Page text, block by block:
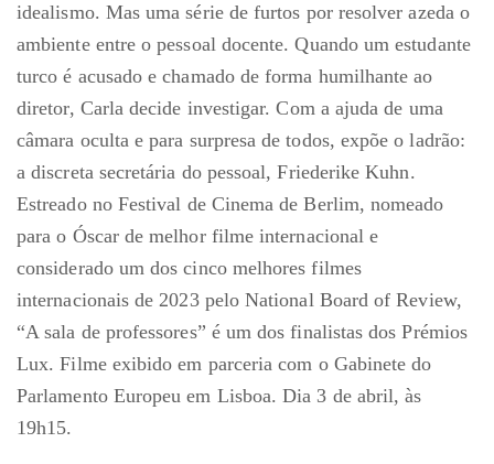
idealismo. Mas uma série de furtos por resolver azeda o
ambiente entre o pessoal docente. Quando um estudante
turco é acusado e chamado de forma humilhante ao
diretor, Carla decide investigar. Com a ajuda de uma
câmara oculta e para surpresa de todos, expõe o ladrão:
a discreta secretária do pessoal, Friederike Kuhn.
Estreado no Festival de Cinema de Berlim, nomeado
para o Óscar de melhor filme internacional e
considerado um dos cinco melhores filmes
internacionais de 2023 pelo National Board of Review,
“A sala de professores” é um dos finalistas dos Prémios
Lux. Filme exibido em parceria com o Gabinete do
Parlamento Europeu em Lisboa. Dia 3 de abril, às
19h15.